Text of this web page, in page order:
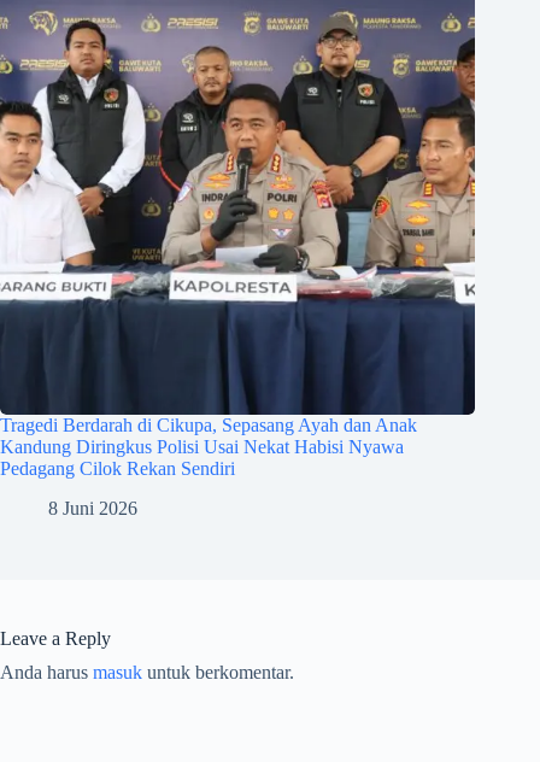
Tragedi Berdarah di Cikupa, Sepasang Ayah dan Anak
Kandung Diringkus Polisi Usai Nekat Habisi Nyawa
Pedagang Cilok Rekan Sendiri
8 Juni 2026
Leave a Reply
Anda harus masuk untuk berkomentar.